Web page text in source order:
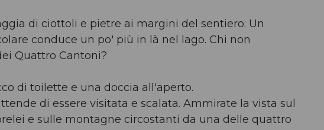
di ciottoli e pietre ai margini del sentiero: Un
conduce un po' più in là nel lago. Chi non
Quattro Cantoni?
di toilette e una doccia all'aperto.
di essere visitata e scalata. Ammirate la vista sul
e sulle montagne circostanti da una delle quattro